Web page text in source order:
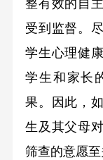
整有效的自
受到监督。
学生心理健
学生和家长
果。因此，
生及其父母
筛查的意愿至